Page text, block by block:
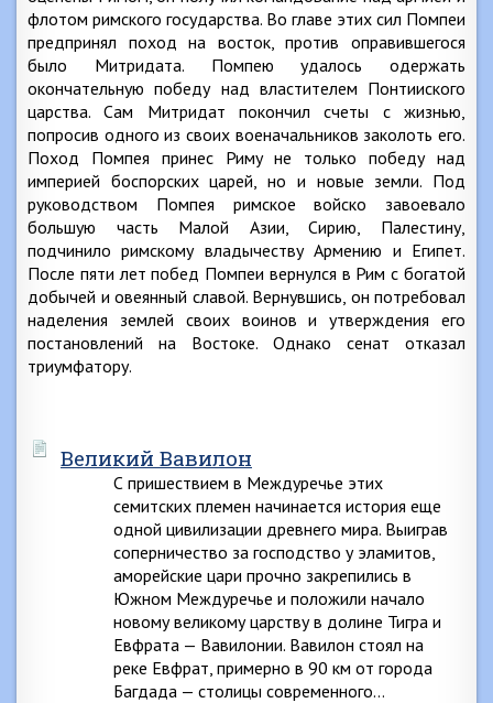
флотом римского государства. Во главе этих сил Помпеи
предпринял поход на восток, против оправившегося
было Митридата. Помпею удалось одержать
окончательную победу над властителем Понтииского
царства. Сам Митридат покончил счеты с жизнью,
попросив одного из своих военачальников заколоть его.
Поход Помпея принес Риму не только победу над
империей боспорских царей, но и новые земли. Под
руководством Помпея римское войско завоевало
большую часть Малой Азии, Сирию, Палестину,
подчинило римскому владычеству Армению и Египет.
После пяти лет побед Помпеи вернулся в Рим с богатой
добычей и овеянный славой. Вернувшись, он потребовал
наделения землей своих воинов и утверждения его
постановлений на Востоке. Однако сенат отказал
триумфатору.
Великий Вавилон
С пришествием в Междуречье этих
семитских племен начинается история еще
одной цивилизации древнего мира. Выиграв
соперничество за господство у эламитов,
аморейские цари прочно закрепились в
Южном Междуречье и положили начало
новому великому царству в долине Тигра и
Евфрата — Вавилонии. Вавилон стоял на
реке Евфрат, примерно в 90 км от города
Багдада — столицы современного…